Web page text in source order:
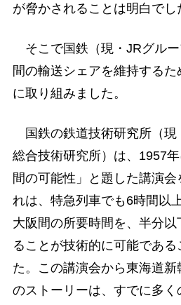
が脅かされることは明白でし
そこで国鉄（現・JRグル
間の輸送シェアを維持する
に取り組みました。
国鉄の鉄道技術研究所（現
総合技術研究所）は、1957
間の可能性」と題した講演
れは、特急列車でも6時間以
大阪間の所要時間を、半分
ることが技術的に可能であ
た。この講演会から東海道
のストーリーは、すでに多